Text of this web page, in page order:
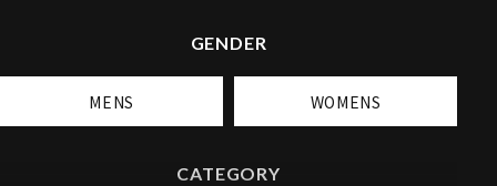
GENDER
MENS WOMENS
CATEGORY